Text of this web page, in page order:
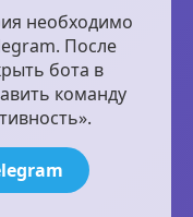
необходимо
После
бота в
команду